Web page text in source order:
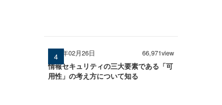
2026年02月26日 66,971view
情報セキュリティの三大要素である「可
用性」の考え方について知る